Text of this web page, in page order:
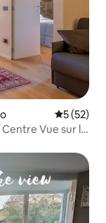
Note
5 (52)
Centre Vue sur le